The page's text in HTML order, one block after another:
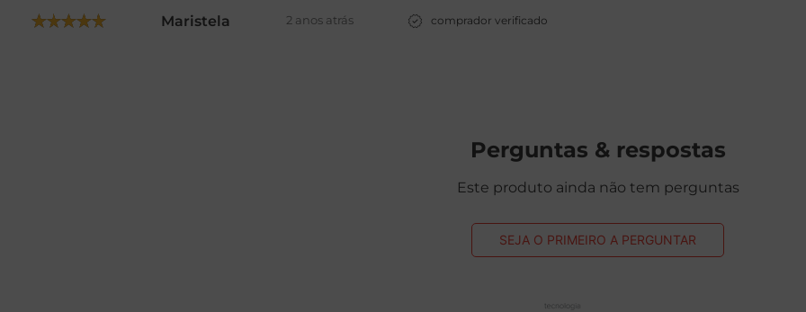
Maristela 2 anos atrás comprador verificado
Perguntas & respostas
Este produto ainda não tem perguntas
SEJA O PRIMEIRO A PERGUNTAR